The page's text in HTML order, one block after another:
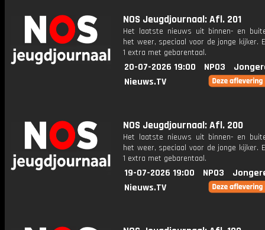
NOS Jeugdjournaal: Afl. 201
Het laatste nieuws uit binnen- en
het weer, speciaal voor de jonge kijker.
1 extra met gebarentaal.
20-07-2026 19:00 NPO3
Nieuws.TV
NOS Jeugdjournaal: Afl. 200
Het laatste nieuws uit binnen- en
het weer, speciaal voor de jonge kijker.
1 extra met gebarentaal.
19-07-2026 19:00 NPO3
Nieuws.TV